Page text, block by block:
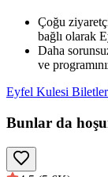
Çoğu
bağlı olarak
Daha
ve
Eyfel Kulesi
Bunlar da